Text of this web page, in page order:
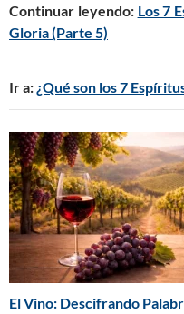
Continuar leyendo: Los 7
Gloria (Parte 5)
Ir a: ¿Qué son los 7
El Vino: Descifrando